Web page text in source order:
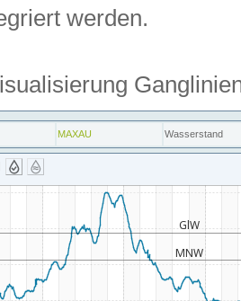
werden.